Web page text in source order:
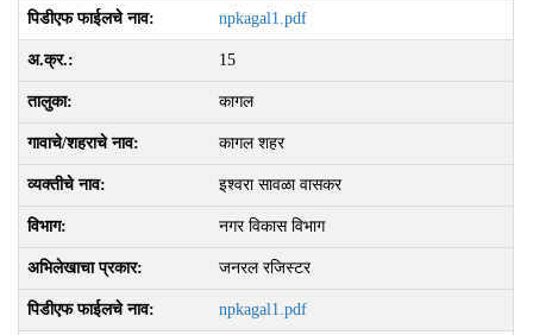
npkagal1.pdf
15
कागल
कागल शहर
इश्‍वरा सावळा वासकर
नगर विकास विभाग
जनरल रजिस्टर
npkagal1.pdf